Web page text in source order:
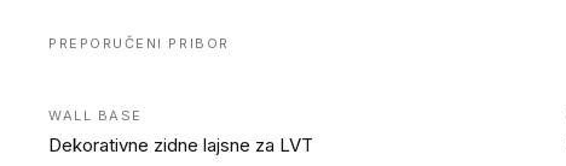
PREPORUČENI PRIBOR
WALL BASE
Dekorativne zidne lajsne za LVT